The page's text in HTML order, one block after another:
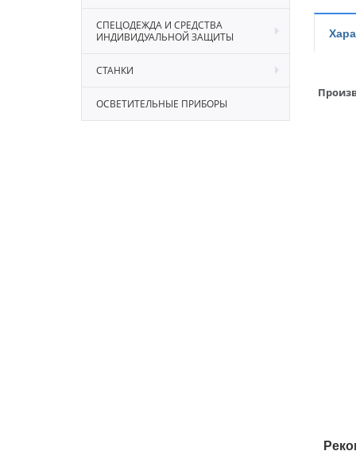
СПЕЦОДЕЖДА И СРЕДСТВА
ИНДИВИДУАЛЬНОЙ ЗАЩИТЫ
СТАНКИ
ОСВЕТИТЕЛЬНЫЕ ПРИБОРЫ